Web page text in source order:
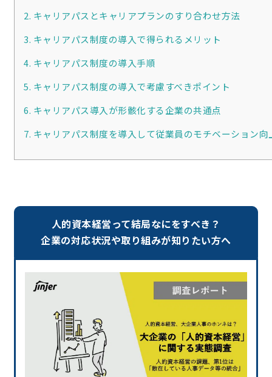
2. キャリアパスとキャリアプランのすり合わせ方法
3. キャリアパス制度の導入で得られるメリット
4. キャリアパス制度の導入手順
5. キャリアパス制度の導入で考慮すべきポイント
6. キャリアパス導入が形骸化する企業の共通点
7. キャリアパス制度を導入して従業員のモチベーション向
人的資本経営って結局なにをすべき？
企業の対応状況や取り組みが知りたい方へ